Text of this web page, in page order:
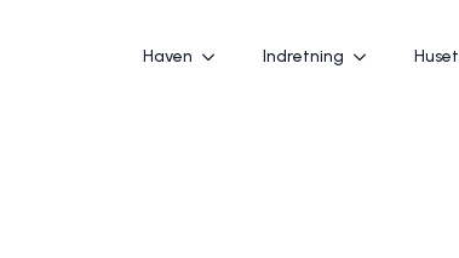
Haven Indretning Huset